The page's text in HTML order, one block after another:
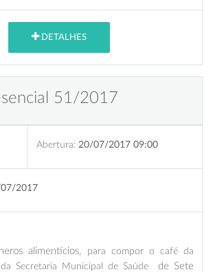
DETALHES
51/2017
Abertura: 20/07/2017 09:00
2017
alimentícios, para compor o café da
Secretaria Municipal de Saúde
de Sete